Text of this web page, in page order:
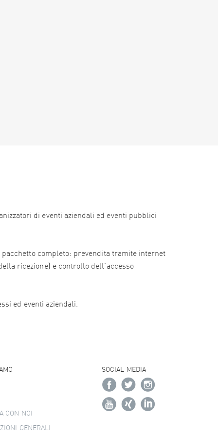
di eventi aziendali ed eventi pubblici
completo: prevendita tramite internet
ricezione) e controllo dell'accesso
ed eventi aziendali.
CON NOI
GENERALI
SOCIAL MEDIA